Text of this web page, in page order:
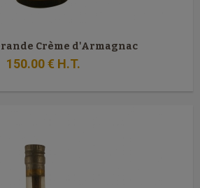
Crème d'Armagnac
150.00€ H.T.